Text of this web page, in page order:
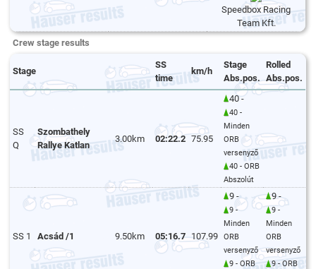
Speedbox Racing
Team Kft.
Crew stage results
Stage
SS
time
km/h
Stage
Abs.pos.
Rolled
Abs.pos.
SS
Q
Szombathely
Rallye Katlan
3.00km 02:22.2 75.95
40 -
40 -
Minden
ORB
versenyző
40 - ORB
Abszolút
SS 1 Acsád /1 9.50km 05:16.7 107.99
9 -
9 -
Minden
ORB
versenyző
9 - ORB
9 -
9 -
Minden
ORB
versenyző
9 - ORB